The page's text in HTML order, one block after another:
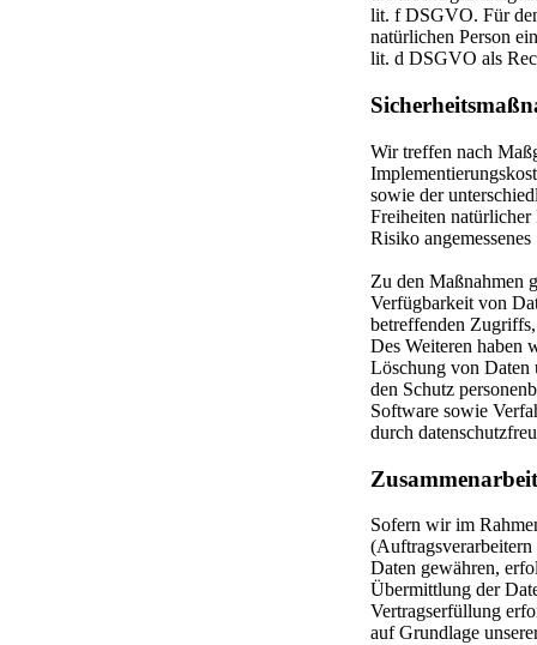
lit. f DSGVO. Für
natürlichen Person
lit. d DSGVO als
Wir treffen nach
sowie der
Freiheiten natürlicher
Risiko
Zu den Maßnahmen
Verfügbarkeit von
betreffenden
Des Weiteren haben
Löschung von Daten
den Schutz
Software sowie
durch
Sofern wir im
Daten gewähren,
Übermittlung der
Vertragserfüllung
auf Grundlage